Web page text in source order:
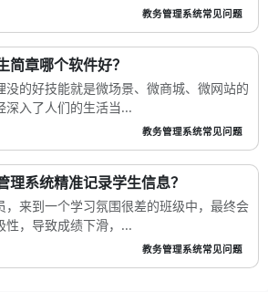
教务管理系统常见问题
简章哪个软件好？
没的好技能就是微场景、微商城、微网站的
深入了人们的生活当...
教务管理系统常见问题
理系统精准记录学生信息？
，来到一个学习氛围很差的班级中，最终会
性，导致成绩下滑，...
教务管理系统常见问题